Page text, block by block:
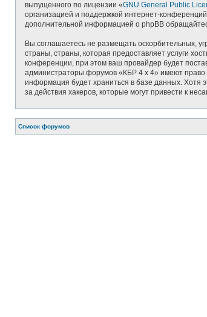
выпущенного по лицензии «GNU General Public
организацией и поддержкой интернет-
дополнительной информацией о phpBB
Вы соглашаетесь не размещать оскорбительных,
страны, страны, которая предоставляет услуги
конференции, при этом ваш провайдер будет
администраторы форумов «КБР 4 x 4» имеют право
информация будет храниться в базе данных. Хотя
за действия хакеров, которые могут привести к
Список форумов
Связаться с